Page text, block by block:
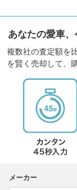
あなたの愛車、
複数社の査定額を
を賢く売却して、
メーカー